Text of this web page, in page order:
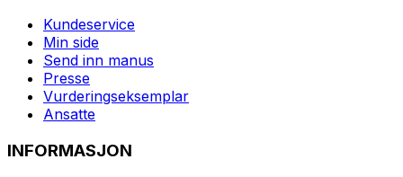
Kundeservice
Min side
Send inn manus
Presse
Vurderingseksemplar
Ansatte
INFORMASJON